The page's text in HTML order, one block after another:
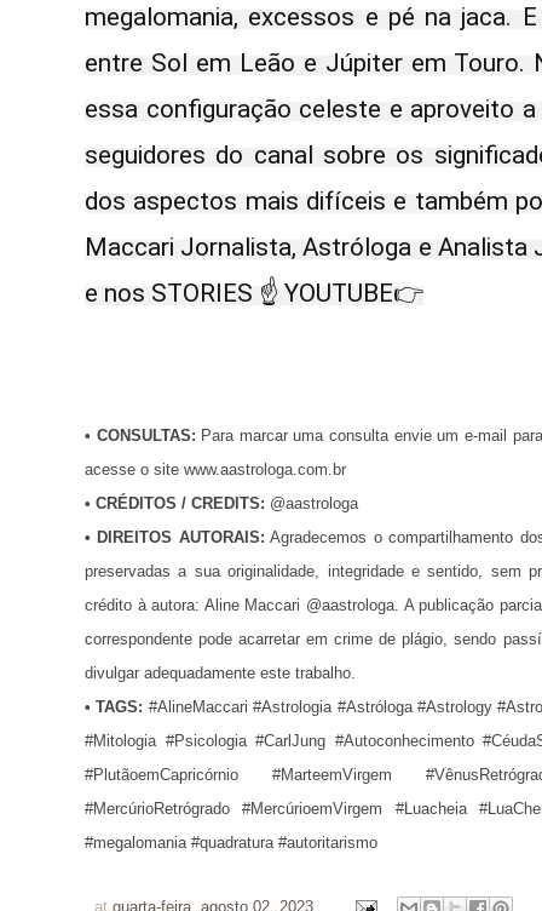
megalomania, excessos e pé na jaca.
entre Sol em Leão e Júpiter em Touro.
essa configuração celeste e aproveito
seguidores do canal sobre os
dos aspectos mais difíceis e também
Maccari Jornalista, Astróloga e Analista
e nos STORIES ☝ YOUTUBE👉
• CONSULTAS: Para marcar uma consulta envie um e-mail
acesse o site www.aastrologa.com.br
• CRÉDITOS / CREDITS: @aastrologa
• DIREITOS AUTORAIS: Agradecemos o compartilhamento
preservadas a sua originalidade, integridade e sentido, sem
crédito à autora: Aline Maccari @aastrologa. A publicação
correspondente pode acarretar em crime de plágio, sendo
divulgar adequadamente este trabalho.
•TAGS: #AlineMaccari #Astrologia #Astróloga #Astrology
#Mitologia #Psicologia #CarlJung #Autoconhecimento
#PlutãoemCapricórnio #MarteemVirgem
#MercúrioRetrógrado #MercúrioemVirgem #Luacheia
#megalomania #quadratura #autoritarismo